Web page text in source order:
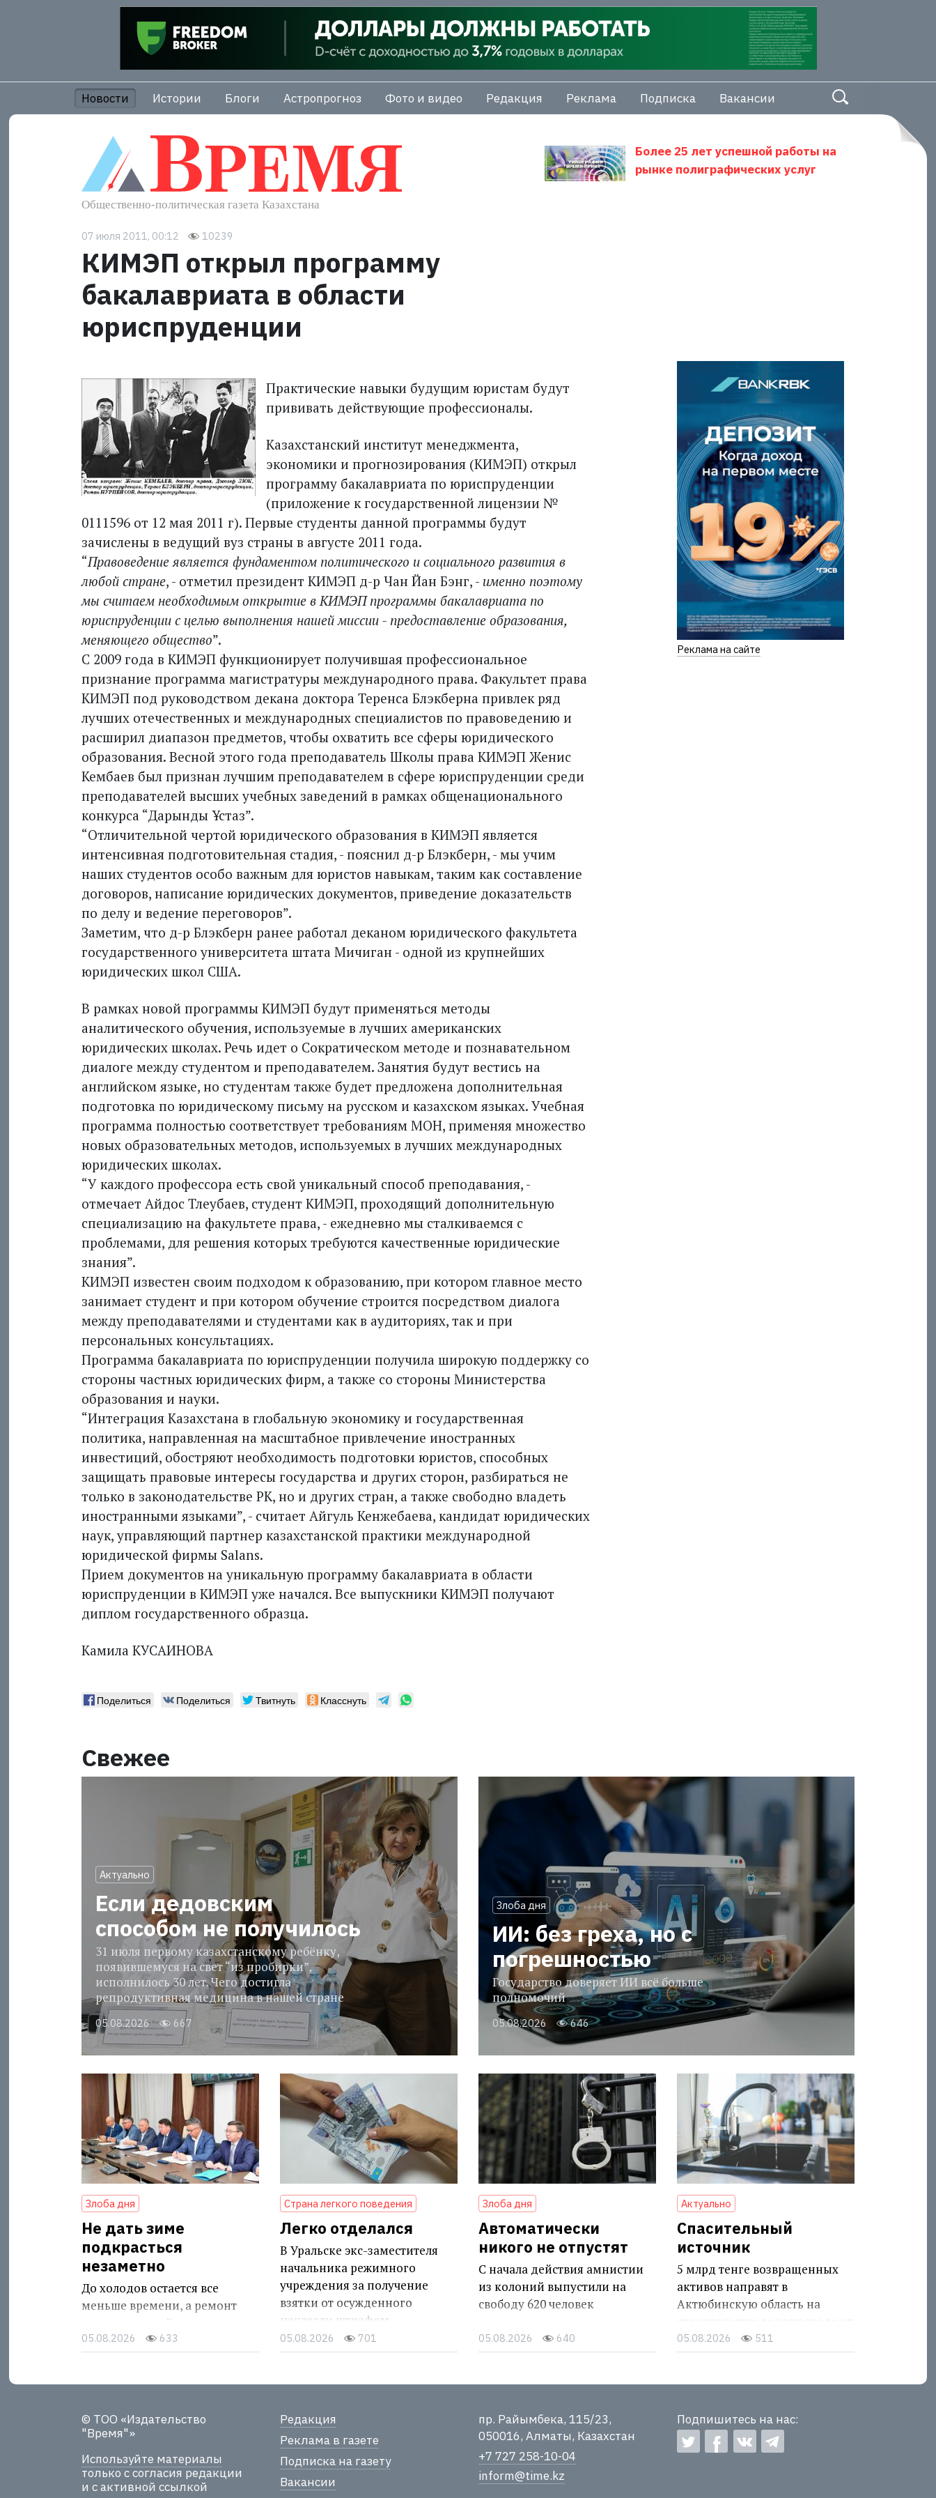
Новости Истории Блоги Астропрогноз Фото и видео Редакция Реклама Подписка Вакансии
Более 25 лет успешной работы на
рынке полиграфических услуг
07 июля 2011, 00:12 10239
КИМЭП открыл программу
бакалавриата в области
юриспруденции
Практические навыки будущим юристам будут
прививать действующие профессионалы.
Казахстанский институт менеджмента,
экономики и прогнозирования (КИМЭП) открыл
программу бакалавриата по юрис­пруденции
(приложение к государственной лицензии №
0111596 от 12 мая 2011 г). Первые студенты данной программы будут
зачислены в ведущий вуз страны в августе 2011 года.
“Правоведение является фундаментом политического и социального развития в
любой стране, - отметил президент КИМЭП д-р Чан Йан Бэнг, - именно поэтому
мы считаем необходимым открытие в КИМЭП программы бакалавриата по
юриспруденции с целью выполнения нашей миссии - предоставление образования,
меняющего общество”.
С 2009 года в КИМЭП функционирует получившая профессио­нальное
признание программа магистратуры международного права. Факультет права
КИМЭП под руководством декана доктора Теренса Блэкберна привлек ряд
лучших отечественных и международных специалистов по правоведению и
расширил диапазон предметов, чтобы охватить все сферы юридического
образования. Весной этого года преподаватель Школы права КИМЭП Женис
Кембаев был признан лучшим преподавателем в сфере юриспруденции среди
преподавателей высших учебных заведений в рамках общенационального
конкурса “Дарынды Ұстаз”.
“Отличительной чертой юридического образования в КИМЭП является
интенсивная подготовительная стадия, - пояснил д-р Блэкберн, - мы учим
наших студентов особо важным для юристов навыкам, таким как составление
договоров, написание юридических документов, приведение доказательств
по делу и ведение переговоров”.
Заметим, что д-р Блэкберн ранее работал деканом юридического факультета
государственного университета штата Мичиган - одной из крупнейших
юридических школ США.
В рамках новой программы КИМЭП будут применяться методы
аналитического обучения, используемые в лучших американских
юридических школах. Речь идет о Сократическом методе и познавательном
диалоге между студентом и преподавателем. Занятия будут вестись на
английском языке, но студентам также будет предложена дополнительная
подготовка по юридическому письму на русском и казахском языках. Учебная
программа полностью соответствует требованиям МОН, применяя множество
новых образовательных методов, используемых в лучших международных
юридических школах.
“У каждого профессора есть свой уникальный способ преподавания, -
отмечает Айдос Тлеубаев, студент КИМЭП, проходящий дополнительную
специализацию на факультете права, - ежедневно мы сталкиваемся с
проблемами, для решения которых требуются качественные юридические
знания”.
КИМЭП известен своим подходом к образованию, при котором главное место
занимает студент и при котором обучение строится посредством диалога
между преподавателями и студентами как в аудиториях, так и при
персональных консультациях.
Программа бакалавриата по юриспруденции получила широкую поддержку со
стороны частных юридических фирм, а также со стороны Министерства
образования и науки.
“Интеграция Казахстана в глобальную экономику и государственная
политика, направленная на масштабное привлечение иностранных
инвестиций, обостряют необходимость подготовки юристов, способных
защищать правовые интересы государства и других сторон, разбираться не
только в законодательстве РК, но и других стран, а также свободно владеть
иностранными языками”, - считает Айгуль Кенжебаева, кандидат юридических
наук, управляющий партнер казахстанской практики международной
юридической фирмы Salans.
Прием документов на уникальную программу бакалавриата в области
юриспруденции в КИМЭП уже начался. Все выпускники КИМЭП получают
диплом государственного образца.
Камила КУСАИНОВА
Поделиться Поделиться Твитнуть Класснуть
Реклама на сайте
Свежее
Актуально
Если дедовским
способом не получилось
31 июля первому казахстанскому ребёнку,
появившемуся на свет “из пробирки”,
исполнилось 30 лет. Чего достигла
репродуктивная медицина в нашей стране
05.08.2026 667
Злоба дня
ИИ: без греха, но с
погрешностью
Государство доверяет ИИ всё больше
полномочий
05.08.2026 646
Злоба дня
Не дать зиме
подкрасться
незаметно
До холодов остается все
меньше времени, а ремонт
энергетической
инфраструктуры
продолжается
05.08.2026 633
Страна легкого поведения
Легко отделался
В Уральске экс-заместителя
начальника режимного
учреждения за получение
взятки от осужденного
наказали штрафом
05.08.2026 701
Злоба дня
Автоматически
никого не отпустят
С начала действия амнистии
из колоний выпустили на
свободу 620 человек
05.08.2026 640
Актуально
Спасительный
источник
5 млрд тенге возвращенных
активов направят в
Актюбинскую область на
Сарыбулакского
месторождения подземных
05.08.2026 511
© ТОО «Издательство
"Время"»
Используйте материалы
только с согласия редакции
и с активной ссылкой
Редакция
Реклама в газете
Подписка на газету
Вакансии
пр. Райымбека, 115/23,
050016, Алматы, Казахстан
+7 727 258-10-04
inform@time.kz
Подпишитесь на нас: